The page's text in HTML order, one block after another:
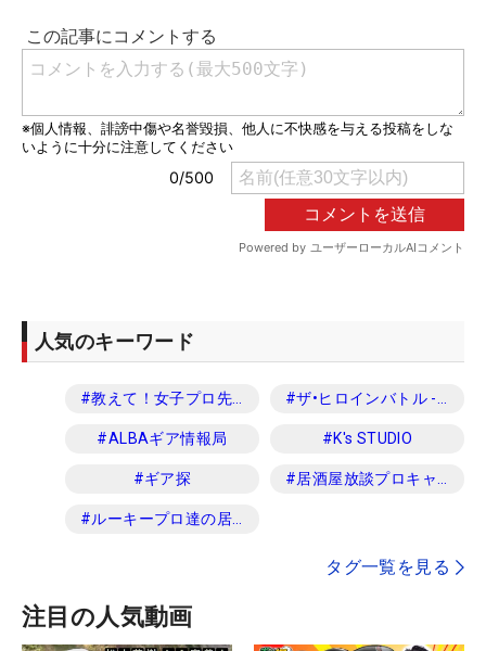
注目の人気動画
人気のキーワード
#教えて！女子プロ先生 #ザ•ヒロインバトル -NEXT BACK 9-
#ALBAギア情報局 #K's STUDIO
#ギア探 #居酒屋放談プロキャディ編
#ルーキープロ達の居酒屋放談
タグ一覧を見る